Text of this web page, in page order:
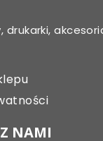
drukarki,
NAMI